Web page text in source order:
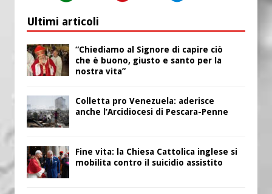
Ultimi articoli
“Chiediamo al Signore di capire ciò
che è buono, giusto e santo per la
nostra vita”
Colletta pro Venezuela: aderisce
anche l’Arcidiocesi di Pescara-Penne
Fine vita: la Chiesa Cattolica inglese si
mobilita contro il suicidio assistito